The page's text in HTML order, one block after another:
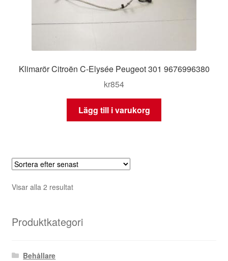
Klimarör Citroën C-Elysée Peugeot 301 9676996380
kr854
Lägg till i varukorg
Visar alla 2 resultatSortera
Produktkategori
Behållare